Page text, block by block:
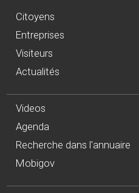
Citoyens
Entreprises
Visiteurs
Actualités
Videos
Agenda
Recherche dans l'annuaire
Mobigov